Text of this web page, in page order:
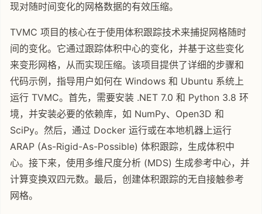
现对随时间变化的网格数据的有效压缩。
TVMC 项目的核心在于使用体积跟踪技术来捕捉网格随时
间的变化。它通过跟踪体积中心的变化，并基于这些变化
来变形网格，从而实现压缩。该项目提供了详细的步骤和
代码示例，指导用户如何在 Windows 和 Ubuntu 系统上
运行 TVMC。首先，需要安装 .NET 7.0 和 Python 3.8 环
境，并安装必要的依赖库，如 NumPy、Open3D 和
SciPy。然后，通过 Docker 运行或在本地机器上运行
ARAP (As-Rigid-As-Possible) 体积跟踪，生成体积中
心。接下来，使用多维尺度分析 (MDS) 生成参考中心，并
计算变换双四元数。最后，创建体积跟踪的无自接触参考
网格。